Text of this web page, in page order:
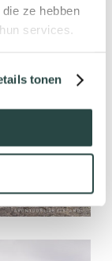
ze hebben
services.
tonen